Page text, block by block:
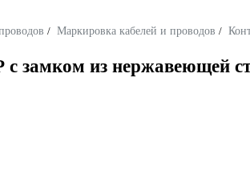
/ Маркировка кабелей и проводов /
из нержавеющей